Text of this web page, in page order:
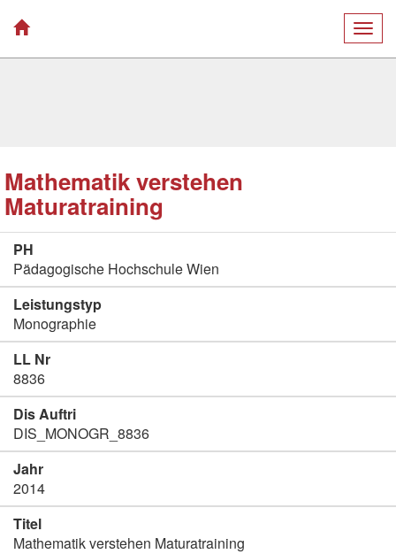
Mathematik verstehen
Maturatraining
PH
Pädagogische Hochschule Wien
Leistungstyp
Monographie
LL Nr
8836
Dis Auftri
DIS_MONOGR_8836
Jahr
2014
Titel
Mathematik verstehen Maturatraining